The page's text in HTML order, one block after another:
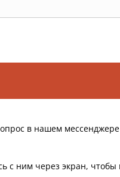
в нашем
с ним через экран,